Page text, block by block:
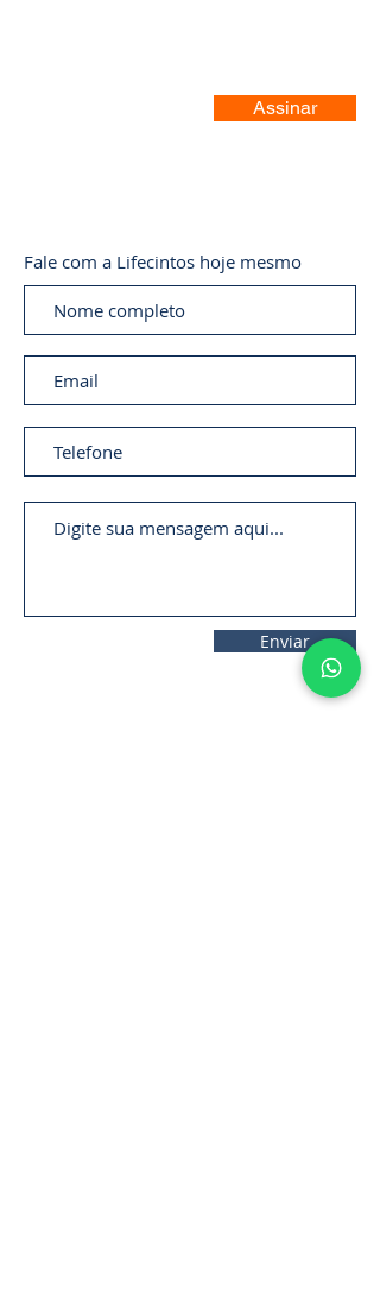
Assinar
Fale com a Lifecintos hoje mesmo
Enviar